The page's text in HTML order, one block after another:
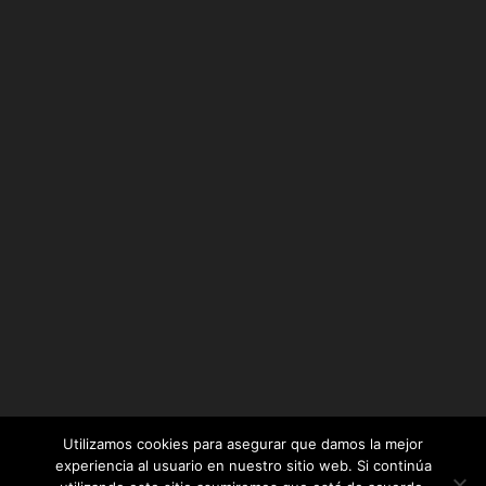
Utilizamos cookies para asegurar que damos la mejor
experiencia al usuario en nuestro sitio web. Si continúa